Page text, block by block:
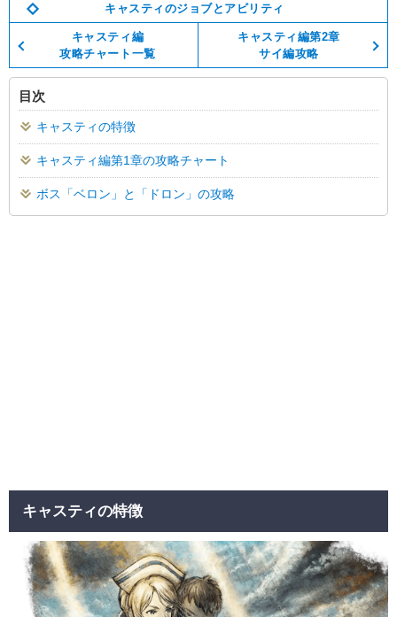
キャスティのジョブとアビリティ
キャスティ編
攻略チャート一覧
キャスティ編第2章
サイ編攻略
目次
キャスティの特徴
キャスティ編第1章の攻略チャート
ボス「ベロン」と「ドロン」の攻略
キャスティの特徴